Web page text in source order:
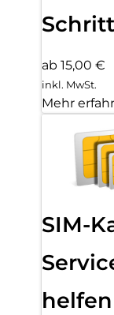
ab 15,00 €
inkl. MwSt.
Mehr
SIM-